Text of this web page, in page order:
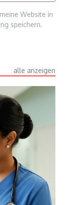
Website in
speichern.
alle anzeigen